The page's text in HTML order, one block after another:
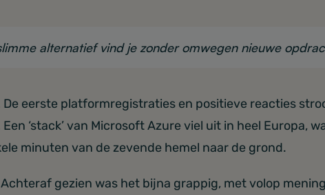
alternatief vind je zonder omwegen nieuwe
eerste platformregistraties en positieve reacties
‘stack’ van Microsoft Azure viel uit in heel Europa,
minuten van de zevende hemel naar de grond.
gezien was het bijna grappig, met volop